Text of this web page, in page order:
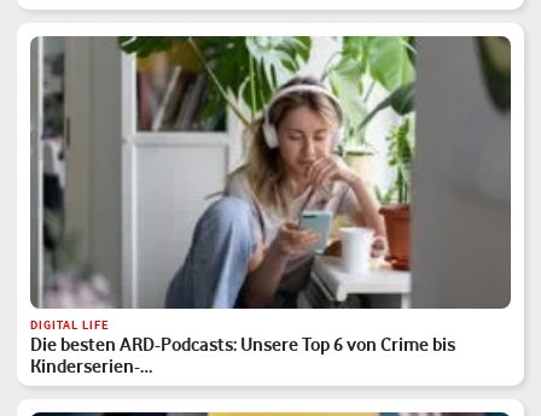
DIGITAL LIFE
Die besten ARD-Podcasts: Unsere Top 6 von Crime bis
Kinderserien-…